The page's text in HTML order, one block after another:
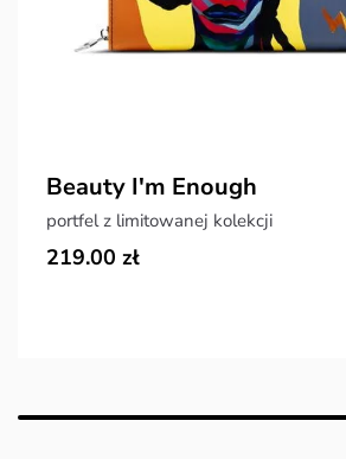
Beauty I'm Enough
portfel z limitowanej kolekcji
219.00 zł